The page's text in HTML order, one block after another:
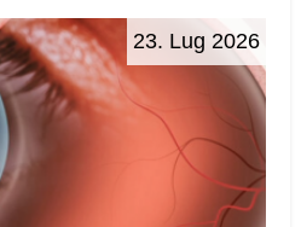
23. Lug 2026